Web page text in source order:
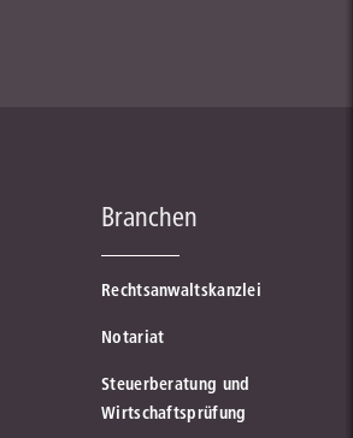
Branchen
Rechtsanwaltskanzlei
Notariat
Steuerberatung und
Wirtschaftsprüfung